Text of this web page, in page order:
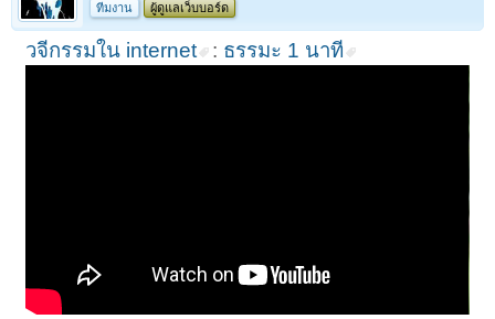
ทีมงาน
ผู้ดูแลเว็บบอร์ด
วจีกรรมใน internet : ธรรมะ 1 นาที